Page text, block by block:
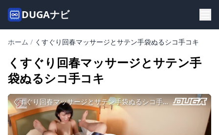
DUGAナビ
ホーム / くすぐり回春マッサージとサテン手袋ぬるシコ手コキ
くすぐり回春マッサージとサテン手
袋ぬるシコ手コキ